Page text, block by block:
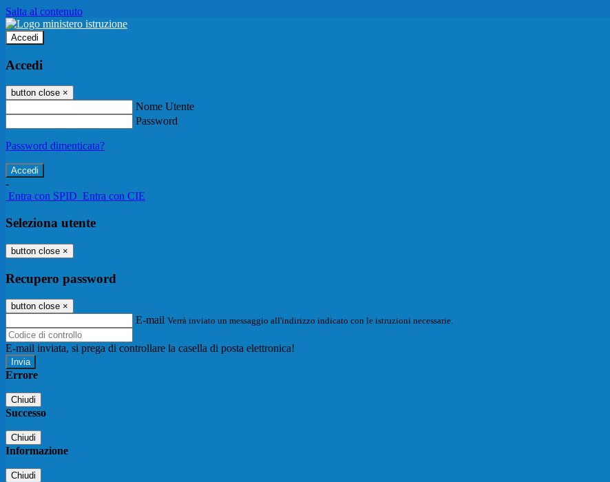
Salta al contenuto
Accedi
Accedi
button close ×
Nome Utente
Password
Password dimenticata?
-
Entra con SPID Entra con CIE
Seleziona utente
button close ×
Recupero password
button close ×
E-mail Verrà inviato un messaggio all'indirizzo indicato con le istruzioni necessarie.
E-mail inviata, si prega di controllare la casella di posta elettronica!
Errore
Chiudi
Successo
Chiudi
Informazione
Chiudi